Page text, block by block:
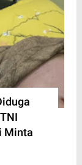
Minta